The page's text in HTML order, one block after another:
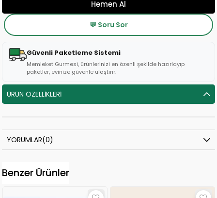
💬 Soru Sor
Güvenli Paketleme Sistemi
Memleket Gurmesi, ürünlerinizi en özenli şekilde hazırlayıp
paketler, evinize güvenle ulaştırır.
ÜRÜN ÖZELLIKLERI
YORUMLAR(0)
Benzer Ürünler